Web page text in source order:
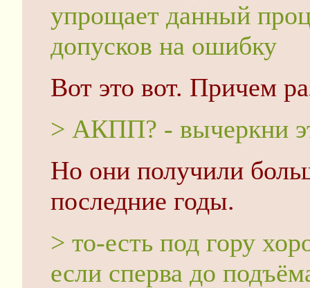
упрощает данный
допусков на ошибку
Вот это вот. Причем
> АКПП? - вычеркни
Но они получили
последние годы.
> то-есть под гору
если сперва до